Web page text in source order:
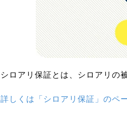
シロアリ保証とは、シロアリの
詳しくは「シロアリ保証」のペ